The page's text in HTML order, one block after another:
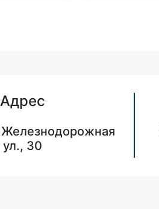
Адрес
Железнодорожная
ул., 30